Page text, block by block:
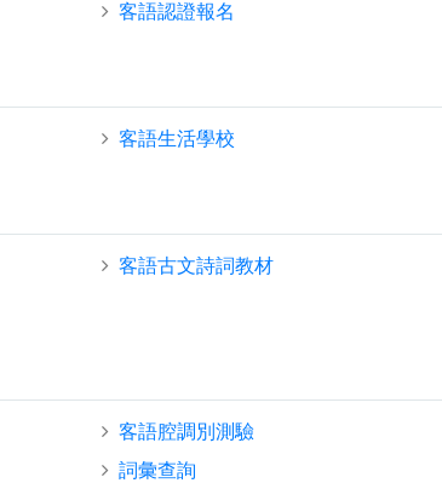
客語認證報名
客語生活學校
客語古文詩詞教材
客語腔調別測驗
詞彙查詢